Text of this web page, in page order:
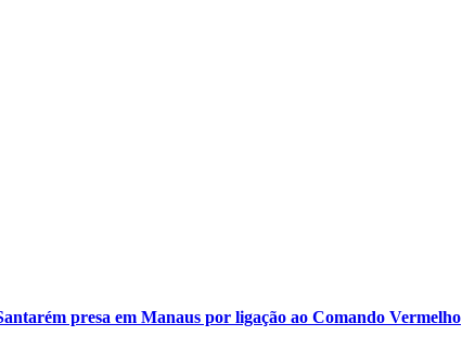
presa em Manaus por ligação ao Comando Vermelho